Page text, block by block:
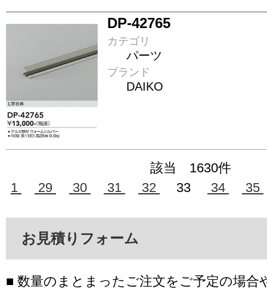
DP-42765
カテゴリ
パーツ
ブランド
DAIKO
該当 1630件
1
29 30 31 32 33 34 35
お見積りフォーム
■ 数量のまとまったご注文をご予定の場合